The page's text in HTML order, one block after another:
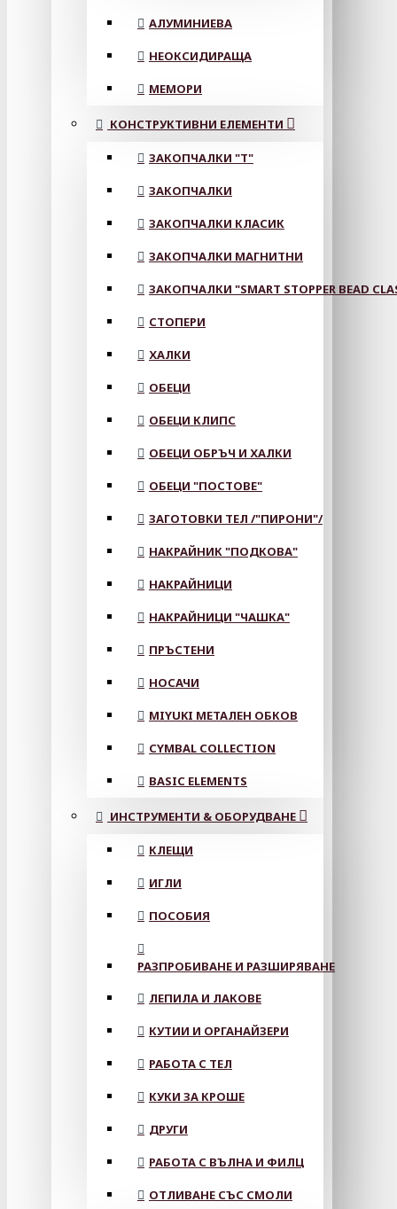
АЛУМИНИЕВА
НЕОКСИДИРАЩА
МЕМОРИ
КОНСТРУКТИВНИ ЕЛЕМЕНТИ
ЗАКОПЧАЛКИ "Т"
ЗАКОПЧАЛКИ
ЗАКОПЧАЛКИ КЛАСИК
ЗАКОПЧАЛКИ МАГНИТНИ
ЗАКОПЧАЛКИ "SMART STOPPER BEAD
СТОПЕРИ
ХАЛКИ
ОБЕЦИ
ОБЕЦИ КЛИПС
ОБЕЦИ ОБРЪЧ И ХАЛКИ
ОБЕЦИ "ПОСТОВЕ"
ЗАГОТОВКИ ТЕЛ /"ПИРОНИ"/
НАКРАЙНИК "ПОДКОВА"
НАКРАЙНИЦИ
НАКРАЙНИЦИ "ЧАШКА"
ПРЪСТЕНИ
НОСАЧИ
MIYUKI МЕТАЛЕН ОБКОВ
CYMBAL COLLECTION
BASIC ELEMENTS
ИНСТРУМЕНТИ & ОБОРУДВАНЕ
КЛЕЩИ
ИГЛИ
ПОСОБИЯ
РАЗПРОБИВАНЕ И РАЗШИРЯВАНЕ
ЛЕПИЛА И ЛАКОВЕ
КУТИИ И ОРГАНАЙЗЕРИ
РАБОТА С ТЕЛ
КУКИ ЗА КРОШЕ
ДРУГИ
РАБОТА С ВЪЛНА И ФИЛЦ
ОТЛИВАНЕ СЪС СМОЛИ